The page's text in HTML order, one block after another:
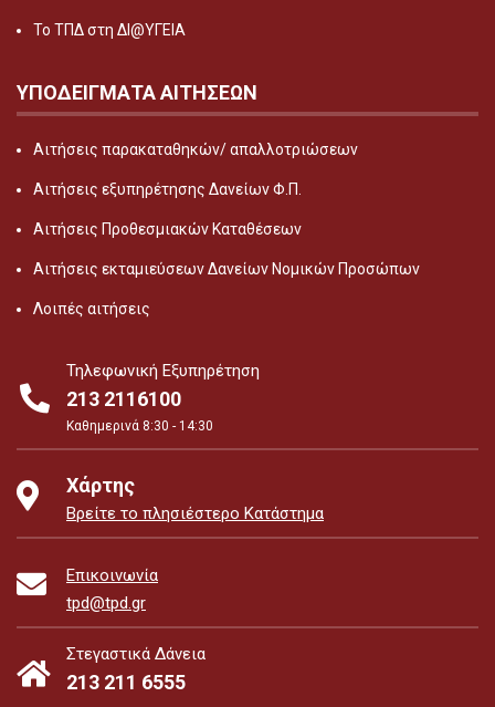
Το ΤΠΔ στη ΔΙ@ΥΓΕΙΑ
ΥΠΟΔΕΙΓΜΑΤΑ ΑΙΤΗΣΕΩΝ
Αιτήσεις παρακαταθηκών/ απαλλοτριώσεων
Αιτήσεις εξυπηρέτησης Δανείων Φ.Π.
Αιτήσεις Προθεσμιακών Καταθέσεων
Αιτήσεις εκταμιεύσεων Δανείων Νομικών Προσώπων
Λοιπές αιτήσεις
Τηλεφωνική Εξυπηρέτηση
213 2116100
Καθημερινά 8:30 - 14:30
Χάρτης
Βρείτε το πλησιέστερο Κατάστημα
Επικοινωνία
tpd@tpd.gr
Στεγαστικά Δάνεια
213 211 6555